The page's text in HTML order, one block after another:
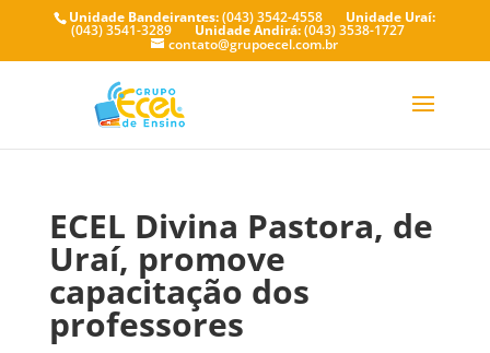
Unidade Bandeirantes:(043) 3542-4558 Unidade Uraí:
(043) 3541-3289 Unidade Andirá:(043) 3538-1727
contato@grupoecel.com.br
ECEL Divina Pastora, de
Uraí, promove
capacitação dos
professores